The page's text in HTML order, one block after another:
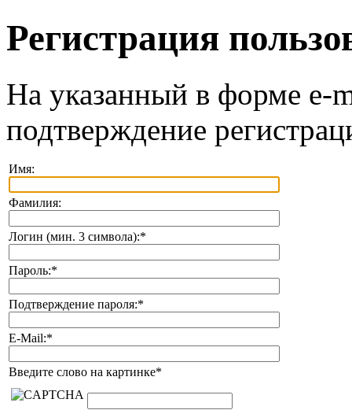
Регистрация
На указанный в форме e-
подтверждение
Имя:
Фамилия:
Логин (мин. 3 символа):*
Пароль:*
Подтверждение пароля:*
E-Mail:*
Введите слово на картинке*